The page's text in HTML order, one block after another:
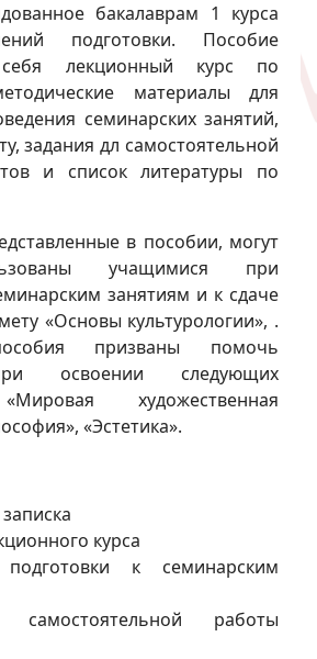
бакалаврам 1 курса
подготовки. Пособие
лекционный курс по
материалы для
семинарских занятий,
задания дл самостоятельной
и список литературы по
в пособии, могут
учащимися при
занятиям и к сдаче
«Основы культурологии», .
призваны помочь
освоении следующих
художественная
«Эстетика».
курса
к семинарским
работы